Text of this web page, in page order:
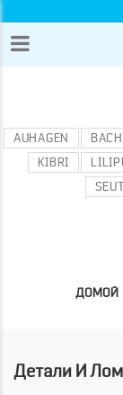
AUHAGEN
KIBRI
ДОМОЙ
Детали И